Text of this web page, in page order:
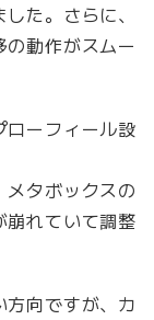
た。さらに、
動作がスムー
ローフィール設
タボックスの
崩れていて調整
向ですが、カ